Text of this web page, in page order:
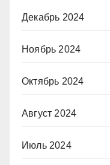
Декабрь 2024
Ноябрь 2024
Октябрь 2024
Август 2024
Июль 2024